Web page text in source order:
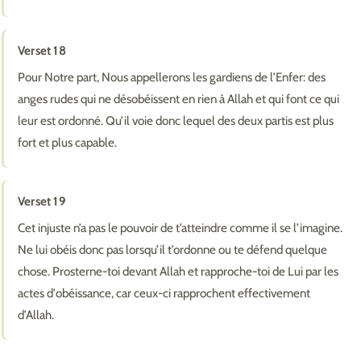
Verset 18
Pour Notre part, Nous appellerons les gardiens de l’Enfer: des
anges rudes qui ne désobéissent en rien à Allah et qui font ce qui
leur est ordonné. Qu’il voie donc lequel des deux partis est plus
fort et plus capable.
Verset 19
Cet injuste n’a pas le pouvoir de t’atteindre comme il se l’imagine.
Ne lui obéis donc pas lorsqu’il t’ordonne ou te défend quelque
chose. Prosterne-toi devant Allah et rapproche-toi de Lui par les
actes d'obéissance, car ceux-ci rapprochent effectivement
d’Allah.